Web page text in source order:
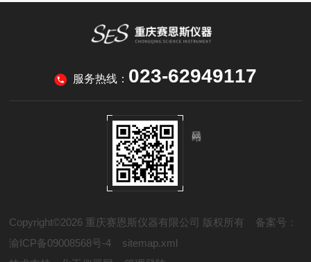
服务热线： 023-62949117
Copyright©2026 重庆赛恩斯仪器有限公司 版权所有 备案号：
渝ICP备09008568号-4
sitemap.xml